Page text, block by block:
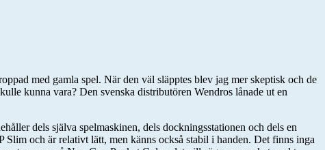
med gamla spel. När den väl släpptes blev jag mer skeptisk och de
kunna vara? Den svenska distributören Wendros lånade ut en
dels själva spelmaskinen, dels dockningsstationen och dels en
och är relativt lätt, men känns också stabil i handen. Det finns inga